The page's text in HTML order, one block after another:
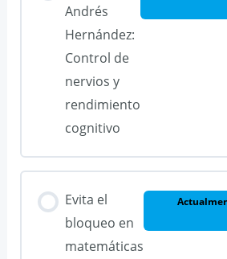
Andrés
Hernández:
Control de
nervios y
rendimiento
cognitivo
Evita el
bloqueo en
matemáticas